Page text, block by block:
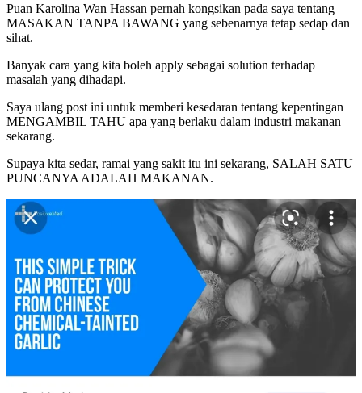
Puan Karolina Wan Hassan pernah kongsikan pada saya tentang
MASAKAN TANPA BAWANG yang sebenarnya tetap sedap dan
sihat.
Banyak cara yang kita boleh apply sebagai solution terhadap
masalah yang dihadapi.
Saya ulang post ini untuk memberi kesedaran tentang kepentingan
MENGAMBIL TAHU apa yang berlaku dalam industri makanan
sekarang.
Supaya kita sedar, ramai yang sakit itu ini sekarang, SALAH SATU
PUNCANYA ADALAH MAKANAN.